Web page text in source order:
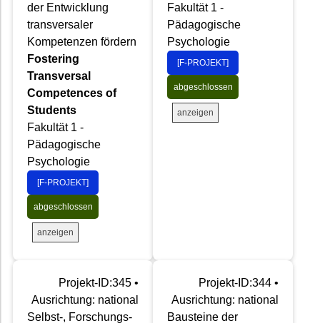
der Entwicklung
transversaler
Kompetenzen fördern
Fostering
Transversal
Competences of
Students
Fakultät 1 -
Pädagogische
Psychologie
[F-PROJEKT]
abgeschlossen
anzeigen
Fakultät 1 -
Pädagogische
Psychologie
[F-PROJEKT]
abgeschlossen
anzeigen
Projekt-ID:345 •
Ausrichtung: national
Selbst-, Forschungs-
Projekt-ID:344 •
Ausrichtung: national
Bausteine der